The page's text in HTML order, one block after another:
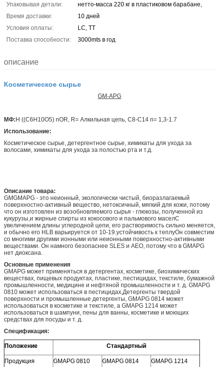
Упаковывая детали:
нетто-масса 220 кг в пластиковом барабане,
Время доставки:
10 дней
Условия оплаты:
LC, TT
Поставка способности:
3000mts в год
описание
Косметическое сырье
GM-APG
МФ:H ((C6H10O5) nOR, R= Алкильная цепь, C8-C14 n= 1,3-1.7
Использование:
Косметическое сырье, детергентное сырье, химикаты для ухода за
волосами, химикаты для ухода за полостью рта и т.д.
Описание товара:
GMGMAPG - это неионный, экологически чистый, биоразлагаемый
поверхностно-активный вещество, нетоксичный, мягкий для кожи, потому
что он изготовлен из возобновляемого сырья - глюкозы, полученной из
кукурузы,и жирные спирты из кокосового и пальмового маселС
увеличением длины углеродной цепи, его растворимость сильно меняется,
и обычно его HLB варьируется от 10-19.устойчивость к теплуОн совместим
со многими другими ионными или неионными поверхностно-активными
веществами. Он намного безопаснее SLES и AEO, потому что в GMAPG
нет диоксана.
Основные применения
GMAPG может применяться в детергентах, косметике, биохимических
веществах, пищевых продуктах, пластике, пестицидах, текстиле, бумажной
промышленности, медицине и нефтяной промышленности и т. д. GMAPG
0810 может использоваться в пестицидах,Детергенты твердой
поверхности и промышленные детергенты, GMAPG 0814 может
использоваться в косметике и текстиле, а GMAPG 1214 может
использоваться в шампуни, пены для ванны, косметике и моющих
средствах для посуды и т. д.
Спецификация:
Положение Стандартный
Продукция GMAPG 0810 GMAPG 0814 GMAPG 1214